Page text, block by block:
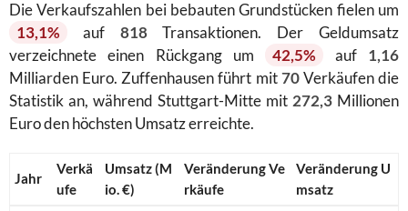
Die Verkaufszahlen bei bebauten Grundstücken fielen um
13,1%
auf 818Transaktionen. Der Geldumsatz
verzeichnete einen Rückgang um
42,5% auf 1,16
Milliarden Euro. Zuffenhausen führt mit70Verkäufen die
Statistik an, während Stuttgart-Mitte mit 272,3 Millionen
Euro den höchsten Umsatz erreichte.
Jahr
Verkä
ufe
Umsatz (M
io. €)
Veränderung Ve
rkäufe
Veränderung U
msatz